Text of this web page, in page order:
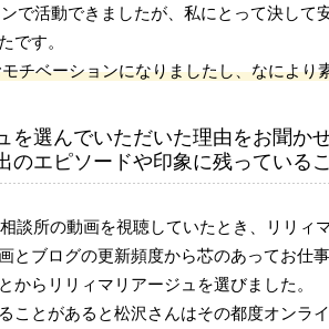
で活動できましたが、私にとって決し
です。
チベーションになりましたし、なによ
を選んでいただいた理由をお聞か
のエピソードや印象に残っている
談所の動画を視聴していたとき、リリィ
とブログの更新頻度から芯のあってお仕
からリリィマリアージュを選びました。
ことがあると松沢さんはその都度オンラ